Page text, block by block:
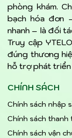
phòng khám.
bạch hóa đơn
nhanh – là đối
Truy cập
đúng thương
hỗ trợ phát triển
CHÍNH SÁCH
Chính sách nhập
Chính sách thanh
Chính sách vận